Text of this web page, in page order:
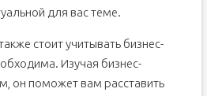
для вас теме.
стоит учитывать бизнес-
Изучая бизнес-
он поможет вам расставить